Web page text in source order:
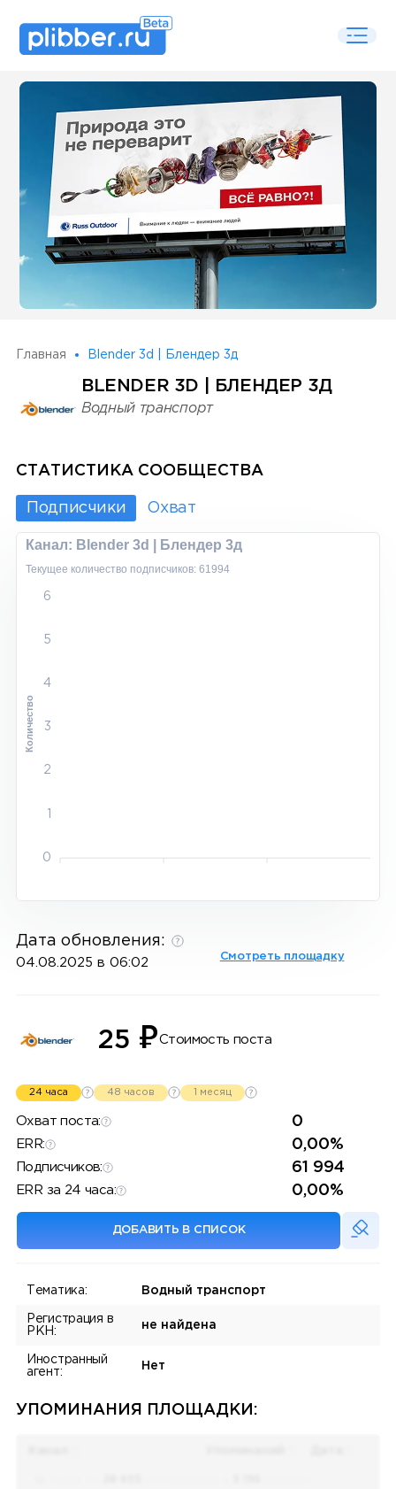
Some SEO Title
Главная Blender 3d | Блендер 3д
BLENDER 3D | БЛЕНДЕР 3Д
Водный транспорт
СТАТИСТИКА СООБЩЕСТВА
Подписчики Охват
Канал: Blender 3d | Блендер 3д
Текущее количество подписчиков: 61994
6
5
4
3
2
1
0
Количество
Дата обновления:
04.08.2025 в 06:02 Смотреть площадку
25 ₽Стоимость поста
24 часа 48 часов 1 месяц
Охват поста: 0
ERR: 0,00%
Подписчиков: 61 994
ERR за 24 часа: 0,00%
ДОБАВИТЬ В СПИСОК
Тематика: Водный транспорт
Регистрация в
РКН:
не найдена
Иностранный
агент:
Нет
УПОМИНАНИЯ ПЛОЩАДКИ: